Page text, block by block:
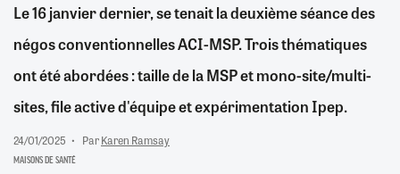
Le 16 janvier dernier, se tenait la deuxième séance des
négos conventionnelles ACI-MSP. Trois thématiques
ont été abordées : taille de la MSP et mono-site/multi-
sites, file active d'équipe et expérimentation Ipep.
24/01/2025 ParKaren Ramsay
MAISONS DE SANTÉ